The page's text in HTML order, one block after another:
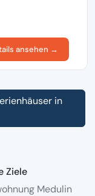
ansehen →
in
Ziele
Medulin